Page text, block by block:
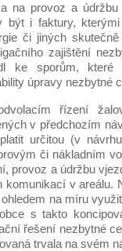
na provoz a
být i faktury,
či jiných
zajištění
ke sporům,
úpravy nezbytné
řízení
v předchozím
určitou (v
či nákladním
provoz a údržbu
komunikací v areálu.
na míru
s takto
řešení nezbytné
trvala na svém